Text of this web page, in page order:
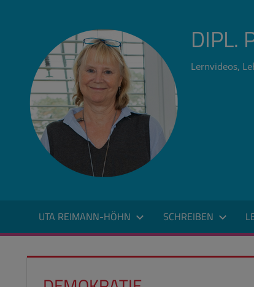
DIPL.
Lernvideos,
UTA REIMANN-HÖHN SCHREIBEN